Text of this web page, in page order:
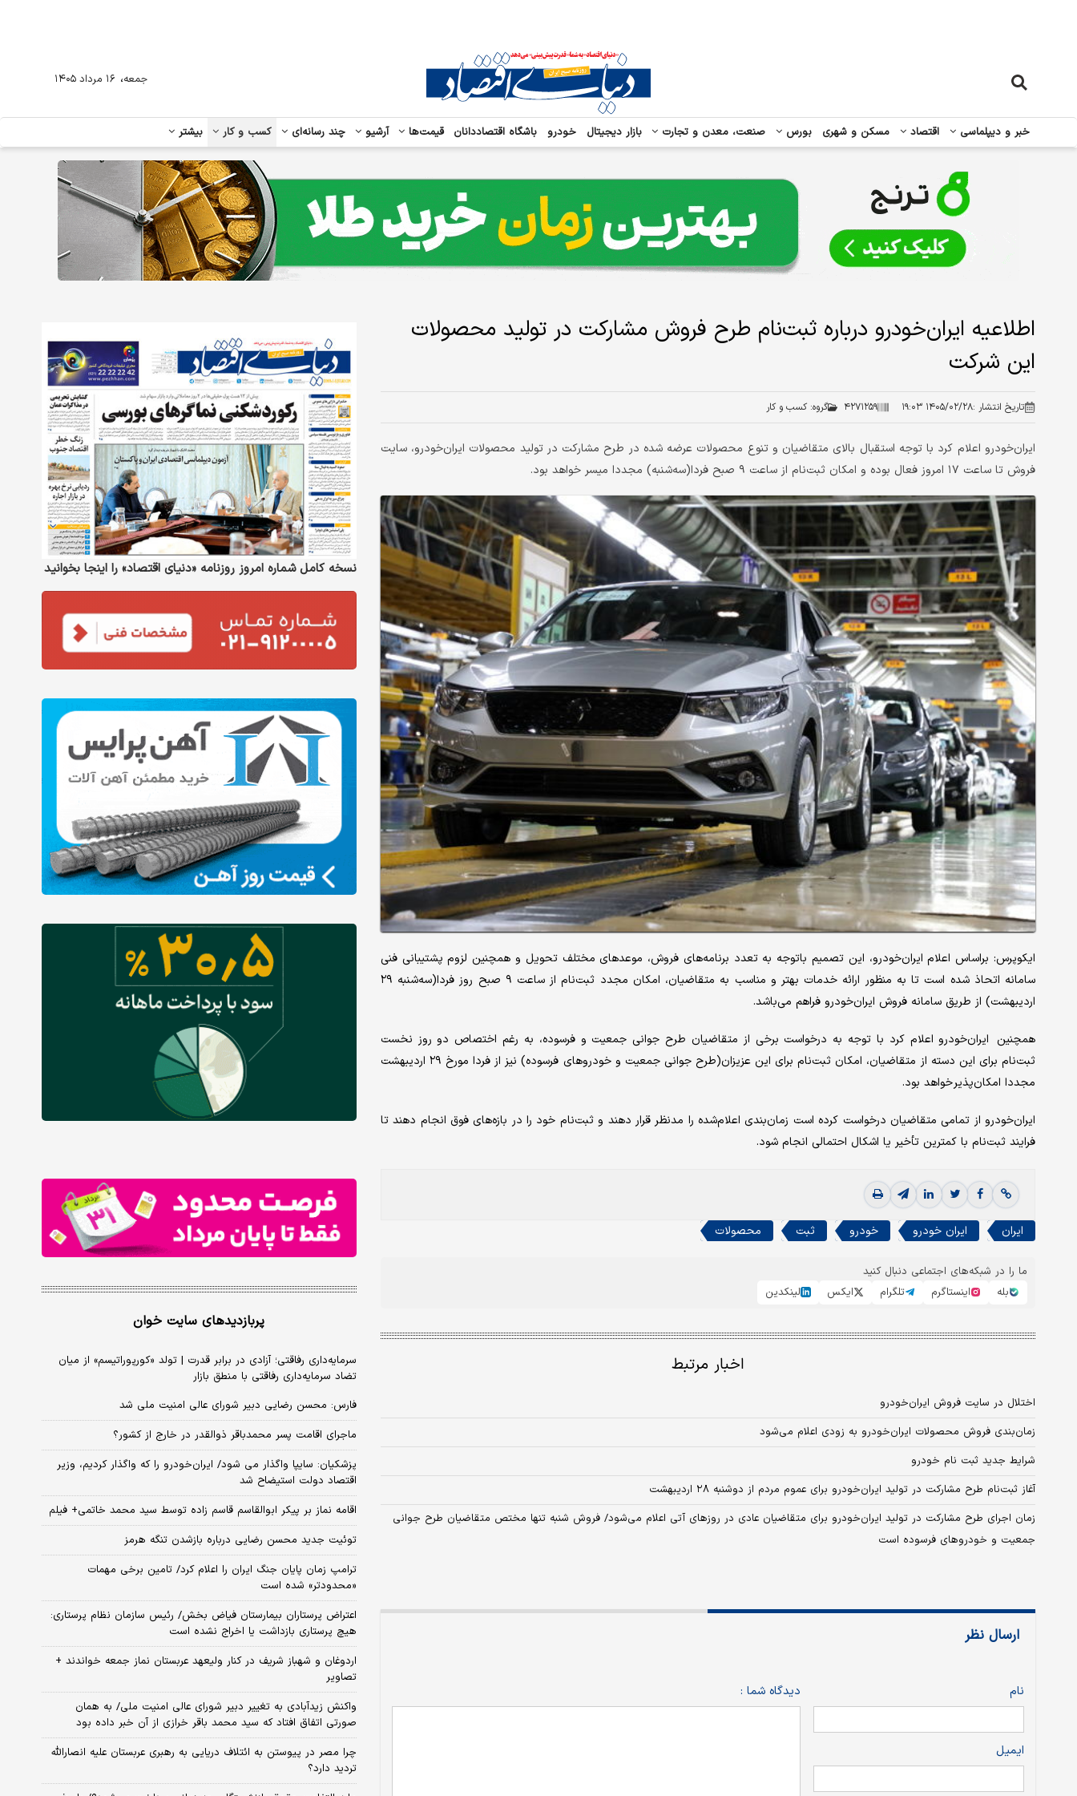
خبر و دیپلماسی اقتصاد مسکن و شهری بورس صنعت، معدن و تجارت بازار دیجیتال خودرو باشگاه اقتصاددانان قیمت‌ها آرشیو چند رسانه‌ای کسب و کار بیشتر
جمعه، ۱۶ مرداد ۱۴۰۵
اطلاعیه ایران‌خودرو درباره ثبت‌نام طرح فروش مشارکت در تولید محصولات
این شرکت
تاریخ انتشار :۱۴۰۵/۰۲/۲۸ ۱۹:۰۳ ۴۲۷۱۲۵۹ گروه: کسب و کار
ایران‌خودرو اعلام کرد با توجه استقبال بالای متقاضیان و تنوع محصولات عرضه شده در طرح مشارکت در تولید محصولات ایران‌خودرو، سایت
فروش تا ساعت ۱۷ امروز فعال بوده و امکان ثبت‌نام از ساعت ۹ صبح فردا(سه‌شنبه) مجددا میسر خواهد بود.
ایکوپرس: براساس اعلام ایران‌خودرو، این تصمیم باتوجه به تعدد برنامه‌های فروش، موعدهای مختلف تحویل و همچنین لزوم پشتیبانی فنی
سامانه اتحاذ شده است تا به منظور ارائه خدمات بهتر و مناسب به متقاضیان، امکان مجدد ثبت‌نام از ساعت ۹ صبح روز فردا(سه‌شنبه ۲۹
اردیبهشت) از طریق سامانه فروش ایران‌خودرو فراهم می‌باشد.
همچنین ایران‌خودرو اعلام کرد با توجه به درخواست برخی از متقاضیان طرح جوانی جمعیت و فرسوده، به رغم اختصاص دو روز نخست
ثبت‌نام برای این دسته از متقاضیان، امکان ثبت‌نام برای این عزیزان(طرح جوانی جمعیت و خودروهای فرسوده) نیز از فردا مورخ ۲۹ اردیبهشت
مجددا امکان‌پذیر خواهد بود.
ایران‌خودرو از تمامی متقاضیان درخواست کرده است زمان‌بندی اعلام‌شده را مدنظر قرار دهند و ثبت‌نام خود را در بازه‌های فوق انجام دهند تا
فرایند ثبت‌نام با کمترین تأخیر یا اشکال احتمالی انجام شود.
ایران ایران خودرو خودرو ثبت محصولات
ما را در شبکه‌های اجتماعی دنبال کنید
بله
اینستاگرم تلگرام ایکس لینکدین
اخبار مرتبط
اختلال در سایت فروش ایران‌خودرو
زمان‌بندی فروش محصولات ایران‌خودرو به زودی اعلام می‌شود
شرایط جدید ثبت نام خودرو
آغاز ثبت‌نام طرح مشارکت در تولید ایران‌خودرو برای عموم مردم از دوشنبه ۲۸ اردیبهشت
زمان اجرای طرح مشارکت در تولید ایران‌خودرو برای متقاضیان عادی در روزهای آتی اعلام می‌شود/ فروش شنبه تنها مختص متقاضیان طرح جوانی
جمعیت و خودروهای فرسوده است
ارسال نظر
نام
ایمیل
دیدگاه شما :
نسخه کامل شماره امروز روزنامه «دنیای‌ اقتصاد» را اینجا بخوانید
پربازدیدهای سایت خوان
سرمایه‌داری رفاقتی؛ آزادی در برابر قدرت | تولد «کورپوراتیسم» از میان
تضاد سرمایه‌داری رفاقتی با منطق بازار
فارس: محسن رضایی دبیر شورای عالی امنیت ملی شد
ماجرای اقامت پسر محمدباقر ذوالقدر در خارج از کشور؟
پزشکیان: سایپا واگذار می شود/ ایران‌خودرو را که واگذار کردیم، وزیر
اقتصاد دولت استیضاح شد
اقامه نماز بر پیکر ابوالقاسم قاسم زاده توسط سید محمد خاتمی+ فیلم
توئیت جدید محسن رضایی درباره بازشدن تنگه هرمز
ترامپ زمان پایان جنگ ایران را اعلام کرد/ تامین برخی مهمات
«محدودتر» شده است
اعتراض پرستاران بیمارستان فیاض بخش/ رئیس سازمان نظام پرستاری:
هیچ پرستاری بازداشت یا اخراج نشده است
اردوغان و شهباز شریف در کنار ولیعهد عربستان نماز جمعه خواندند +
تصاویر
واکنش زیدآبادی به تغییر دبیر شورای عالی امنیت ملی/ به همان
صورتی اتفاق افتاد که سید محمد باقر خرازی از آن خبر داده بود
چرا مصر در پیوستن به ائتلاف دریایی به رهبری عربستان علیه انصارالله
تردید دارد؟